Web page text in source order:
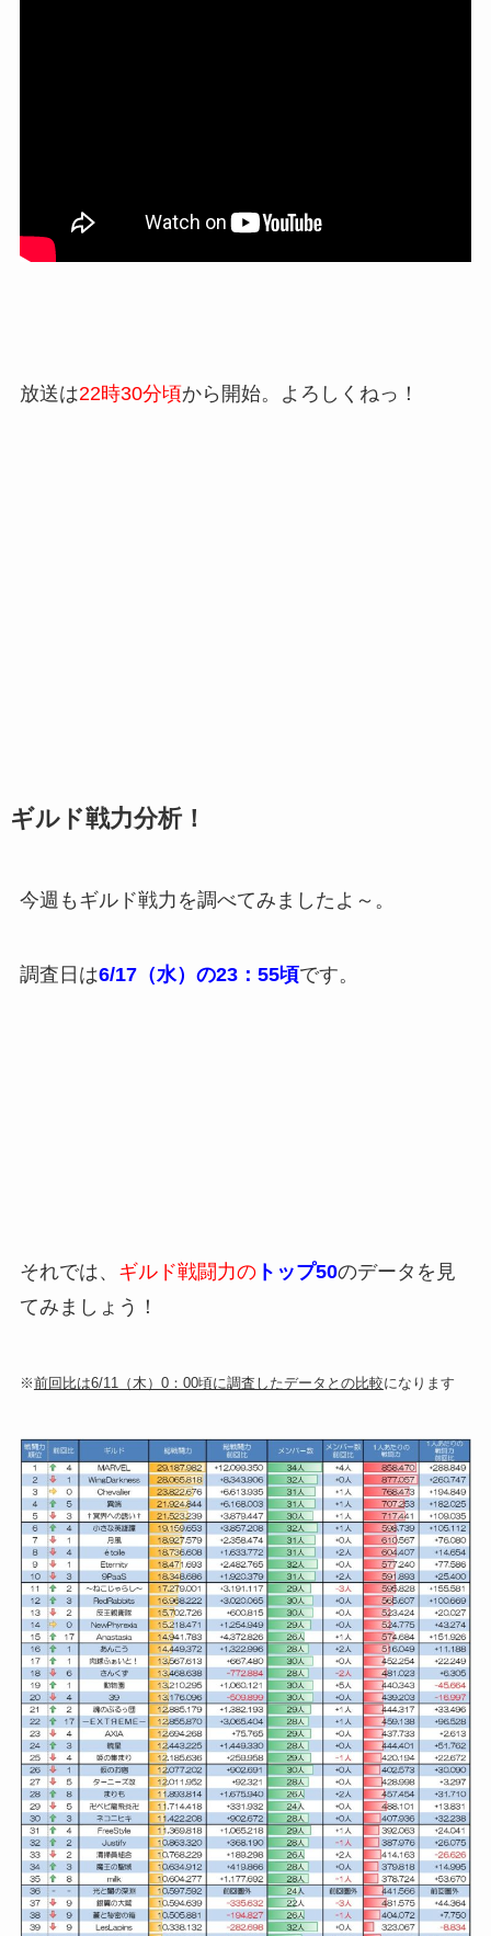
放送は22時30分頃から開始。よろしくねっ！
ギルド戦力分析！
今週もギルド戦力を調べてみましたよ～。
調査日は6/17（水）の23：55頃です。
それでは、 ギルド戦闘力のトップ50のデータを見
てみましょう！
※前回比は6/11（木）0：00頃に調査したデータとの比較になります